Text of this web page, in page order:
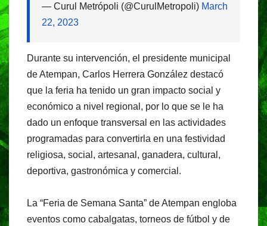
— Curul Metrópoli (@CurulMetropoli) March
22, 2023
Durante su intervención, el presidente municipal
de Atempan, Carlos Herrera González destacó
que la feria ha tenido un gran impacto social y
económico a nivel regional, por lo que se le ha
dado un enfoque transversal en las actividades
programadas para convertirla en una festividad
religiosa, social, artesanal, ganadera, cultural,
deportiva, gastronómica y comercial.
La “Feria de Semana Santa” de Atempan engloba
eventos como cabalgatas, torneos de fútbol y de